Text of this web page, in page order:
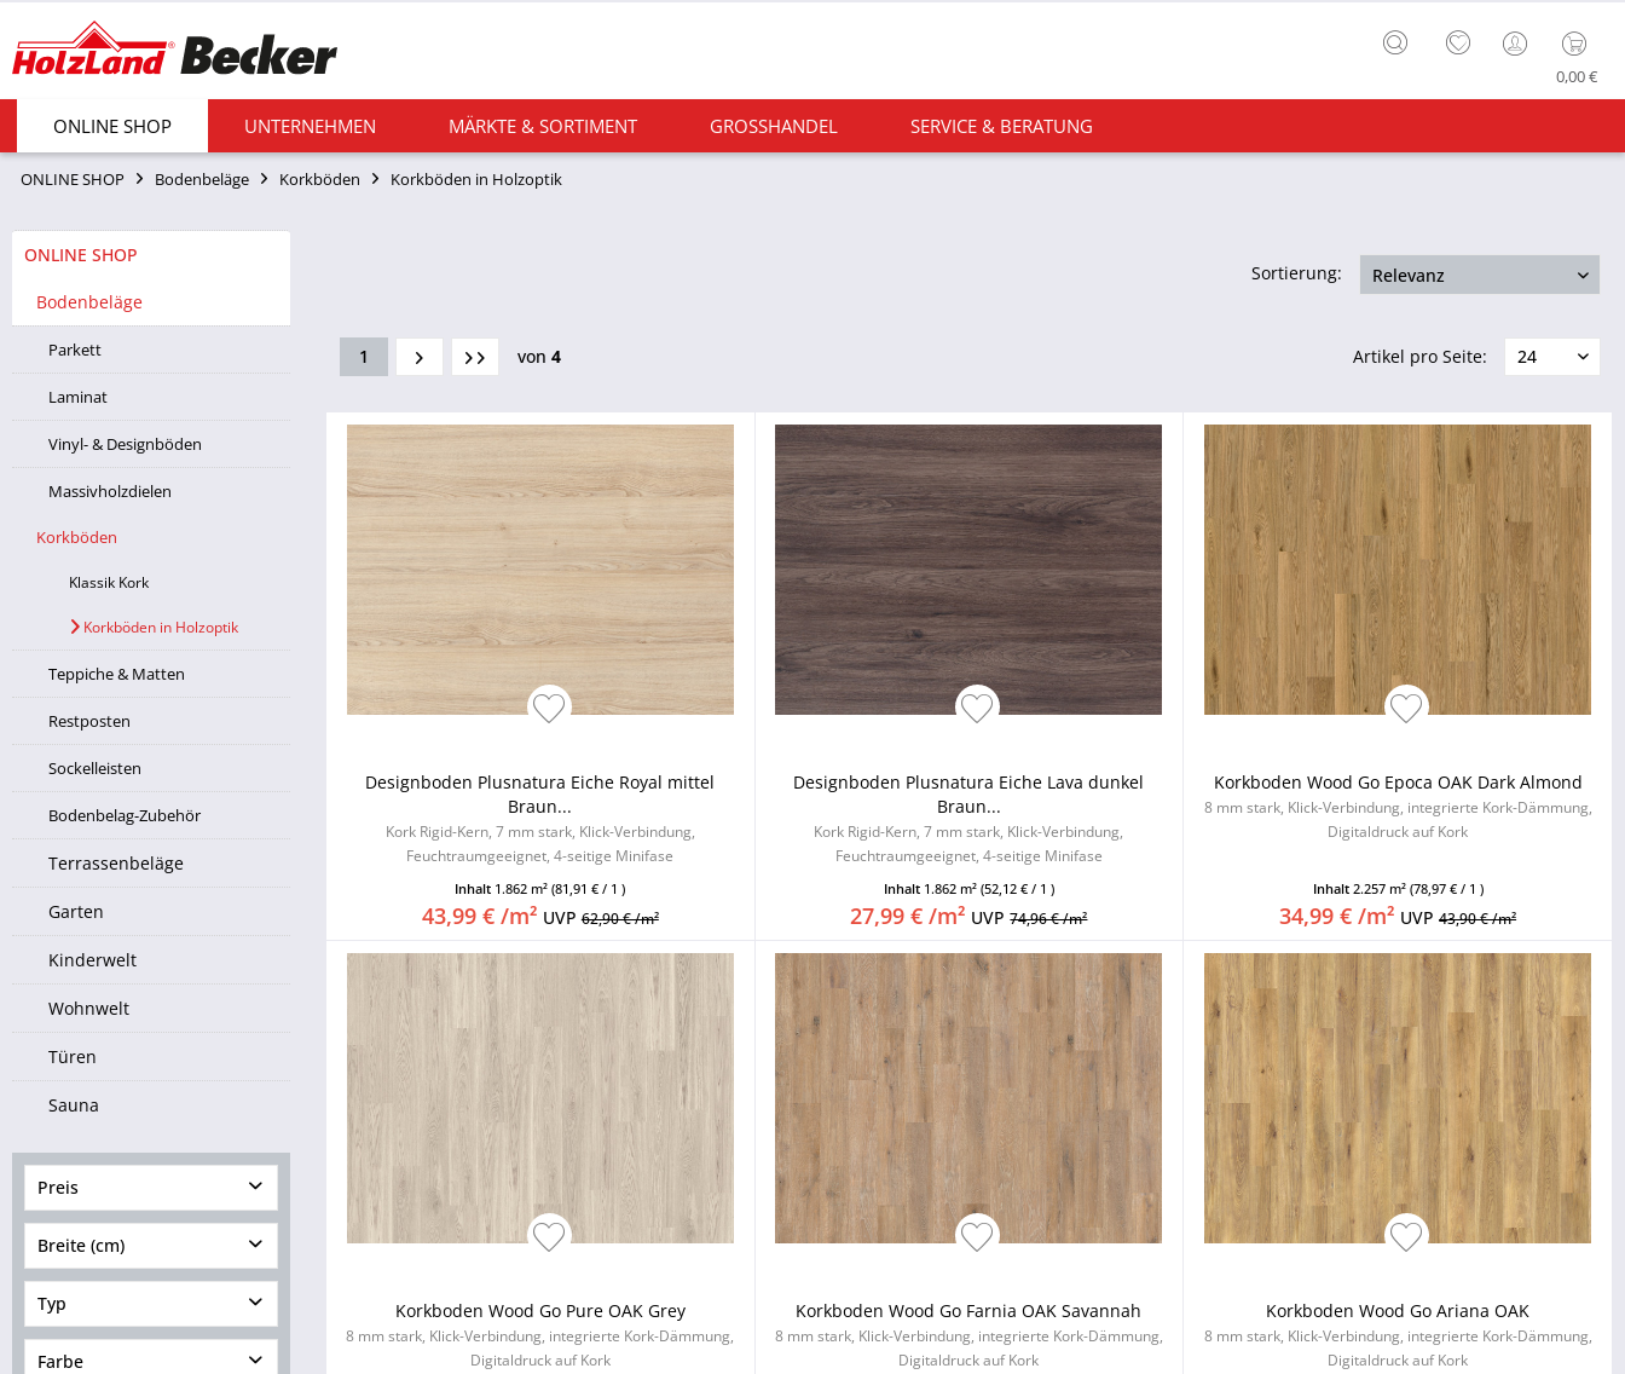
0,00 €
ONLINE SHOP UNTERNEHMEN MÄRKTE & SORTIMENT GROSSHANDEL SERVICE & BERATUNG
ONLINE SHOP Bodenbeläge Korkböden Korkböden in Holzoptik
ONLINE SHOP
Bodenbeläge
Parkett
Laminat
Vinyl- & Designböden
Massivholzdielen
Korkböden
Klassik Kork
Korkböden in Holzoptik
Teppiche & Matten
Restposten
Sockelleisten
Bodenbelag-Zubehör
Terrassenbeläge
Garten
Kinderwelt
Wohnwelt
Türen
Sauna
Preis
von52,12 € bis142,09 €
Breite (cm)
von18,00bis19,00
Typ
Designboden
Farbe
Sortierung:
1 von 4 Artikel pro Seite:
Designboden Plusnatura Eiche Royal mittel
Braun...
Kork Rigid-Kern, 7 mm stark, Klick-Verbindung,
Feuchtraumgeeignet, 4-seitige Minifase
Inhalt 1.862 m²(81,91 € / 1 )
43,99 € /m² UVP62,90 € /m²
Designboden Plusnatura Eiche Lava dunkel
Braun...
Kork Rigid-Kern, 7 mm stark, Klick-Verbindung,
Feuchtraumgeeignet, 4-seitige Minifase
Inhalt 1.862 m² (52,12 € / 1 )
27,99 € /m² UVP74,96 € /m²
Korkboden Wood Go Epoca OAK Dark Almond
8 mm stark, Klick-Verbindung, integrierte Kork-Dämmung,
Digitaldruck auf Kork
Inhalt 2.257 m² (78,97 € / 1 )
34,99 € /m² UVP43,90 € /m²
Korkboden Wood Go Pure OAK Grey
8 mm stark, Klick-Verbindung, integrierte Kork-Dämmung,
Digitaldruck auf Kork
Korkboden Wood Go Farnia OAK Savannah
8 mm stark, Klick-Verbindung, integrierte Kork-Dämmung,
Digitaldruck auf Kork
Korkboden Wood Go Ariana OAK
8 mm stark, Klick-Verbindung, integrierte Kork-Dämmung,
Digitaldruck auf Kork